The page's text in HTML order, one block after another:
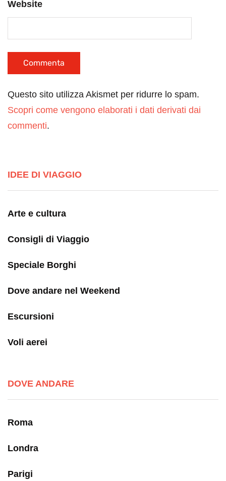
Website
Questo sito utilizza Akismet per ridurre lo spam.
Scopri come vengono elaborati i dati derivati dai
commenti.
IDEE DI VIAGGIO
Arte e cultura
Consigli di Viaggio
Speciale Borghi
Dove andare nel Weekend
Escursioni
Voli aerei
DOVE ANDARE
Roma
Londra
Parigi